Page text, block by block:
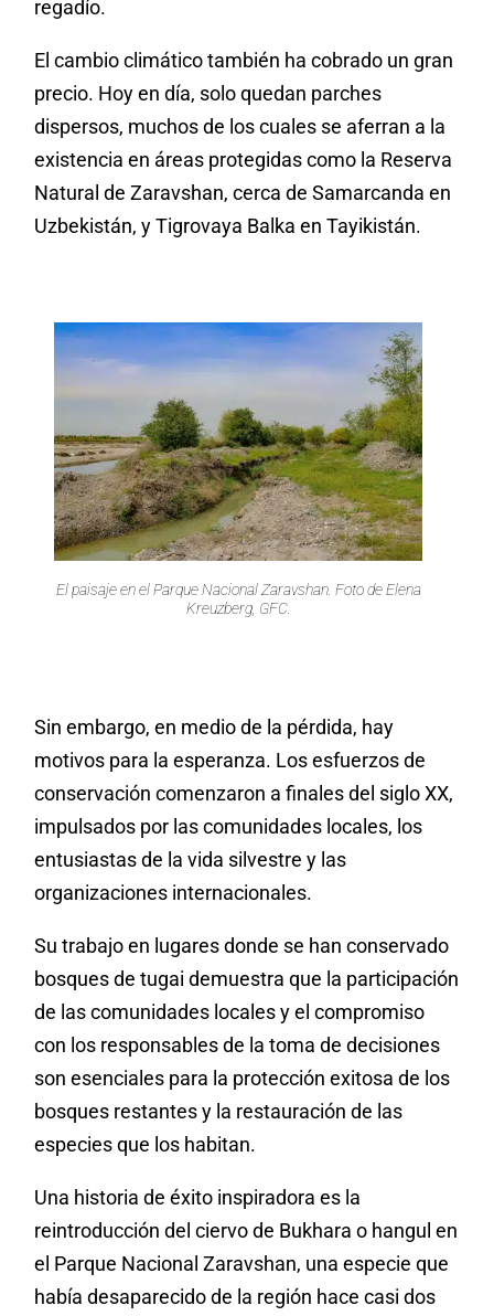
regadío.
El cambio climático también ha cobrado un gran
precio. Hoy en día, solo quedan parches
dispersos, muchos de los cuales se aferran a la
existencia en áreas protegidas como la Reserva
Natural de Zaravshan, cerca de Samarcanda en
Uzbekistán, y Tigrovaya Balka en Tayikistán.
El paisaje en el Parque Nacional Zaravshan. Foto de Elena
Kreuzberg, GFC.
Sin embargo, en medio de la pérdida, hay
motivos para la esperanza. Los esfuerzos de
conservación comenzaron a finales del siglo XX,
impulsados por las comunidades locales, los
entusiastas de la vida silvestre y las
organizaciones internacionales.
Su trabajo en lugares donde se han conservado
bosques de tugai demuestra que la participación
de las comunidades locales y el compromiso
con los responsables de la toma de decisiones
son esenciales para la protección exitosa de los
bosques restantes y la restauración de las
especies que los habitan.
Una historia de éxito inspiradora es la
reintroducción del ciervo de Bukhara o hangul en
el Parque Nacional Zaravshan, una especie que
había desaparecido de la región hace casi dos